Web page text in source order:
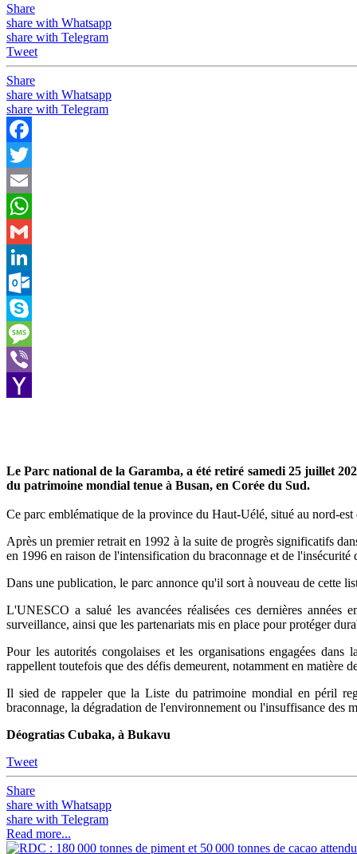
Share
share with Whatsapp
share with Telegram
Tweet
Share
share with Whatsapp
share with Telegram
Facebook
Twitter
Email
WhatsApp
Gmail
LinkedIn
Outlook.com
Skype
Message
Viber
Le Parc national de la Garamba, a été retiré samedi 25 juillet
du patrimoine mondial tenue à Busan, en Corée du Sud.
Ce parc emblématique de la province du Haut-Uélé, situé au nord-est
Après un premier retrait en 1992 à la suite de progrès significatifs
en 1996 en raison de l'intensification du braconnage et de l'insécurité
Dans une publication, le parc annonce qu'il sort à nouveau de cette
L'UNESCO a salué les avancées réalisées ces dernières années
surveillance, ainsi que les partenariats mis en place pour protéger
Pour les autorités congolaises et les organisations engagées
rappellent toutefois que des défis demeurent, notamment en matière
Il sied de rappeler que la Liste du patrimoine mondial en péril
braconnage, la dégradation de l'environnement ou l'insuffisance des
Déogratias Cubaka, à Bukavu
Tweet
Share
share with Whatsapp
share with Telegram
Read more...